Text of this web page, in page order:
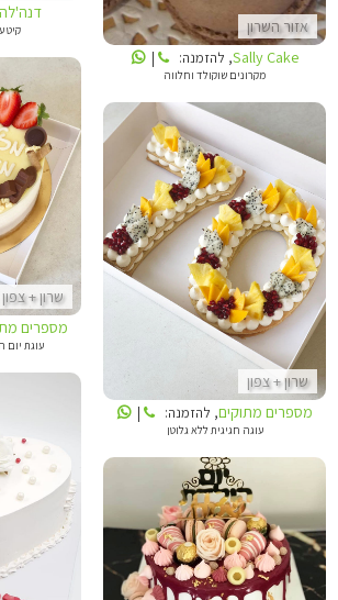
אזור השרון
Sally Cake, להזמנה: |
מקרונים שוקולד וחלווה
דנה'לה
קיט
שרון + צפון
מספרים
עוגת יום
שרון + צפון
מספרים מתוקים
מספרים מתוקים, להזמנה: |
עוגה חגיגית ללא גלוטן
סיגליתוש